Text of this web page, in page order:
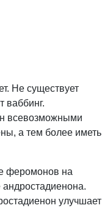
Не существует
ваббинг.
всевозможными
а тем более иметь
феромонов на
улучшает